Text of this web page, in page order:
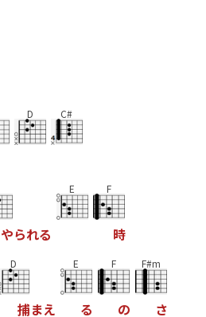
D C#
やられる
E F
時
D
捕まえ
E
る
F
の
F#m
さ